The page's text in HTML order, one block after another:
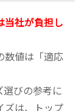
より楽でし
ほど気に入
社が負担し
数値は「適応
びの参考に
ズは、トップ